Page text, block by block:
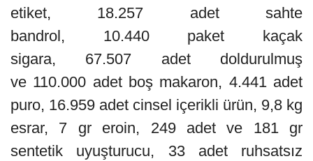
etiket, 18.257 adet sahte
bandrol, 10.440 paket kaçak
sigara, 67.507 adet doldurulmuş
ve 110.000 adet boş makaron, 4.441 adet
puro, 16.959 adet cinsel içerikli ürün, 9,8 kg
esrar, 7 gr eroin, 249 adet ve 181 gr
sentetik uyuşturucu, 33 adet ruhsatsız